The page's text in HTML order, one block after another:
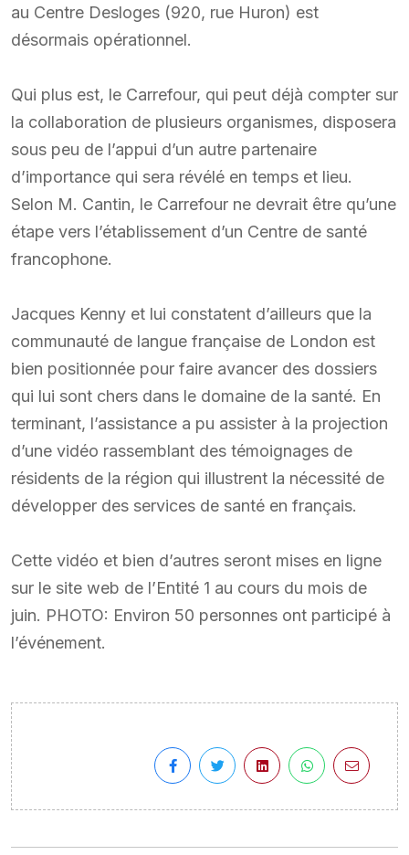
au Centre Desloges (920, rue Huron) est
désormais opérationnel.
Qui plus est, le Carrefour, qui peut déjà compter sur
la collaboration de plusieurs organismes, disposera
sous peu de l’appui d’un autre partenaire
d’importance qui sera révélé en temps et lieu.
Selon M. Cantin, le Carrefour ne devrait être qu’une
étape vers l’établissement d’un Centre de santé
francophone.
Jacques Kenny et lui constatent d’ailleurs que la
communauté de langue française de London est
bien positionnée pour faire avancer des dossiers
qui lui sont chers dans le domaine de la santé. En
terminant, l’assistance a pu assister à la projection
d’une vidéo rassemblant des témoignages de
résidents de la région qui illustrent la nécessité de
développer des services de santé en français.
Cette vidéo et bien d’autres seront mises en ligne
sur le site web de l’Entité 1 au cours du mois de
juin. PHOTO: Environ 50 personnes ont participé à
l’événement.